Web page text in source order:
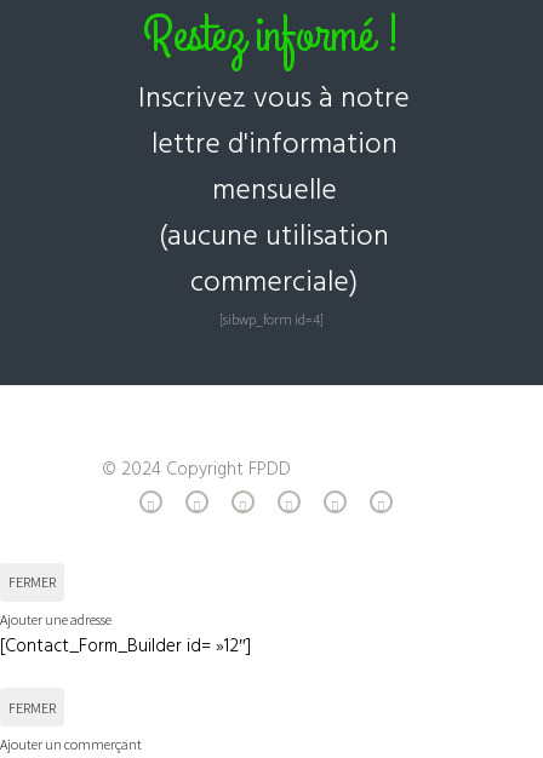
Restez informé !
Inscrivez vous à notre
lettre d'information
mensuelle
(aucune utilisation
commerciale)
[sibwp_form id=4]
© 2024 Copyright FPDD
FERMER
Ajouter une adresse
[Contact_Form_Builder id= »12″]
FERMER
Ajouter un commerçant